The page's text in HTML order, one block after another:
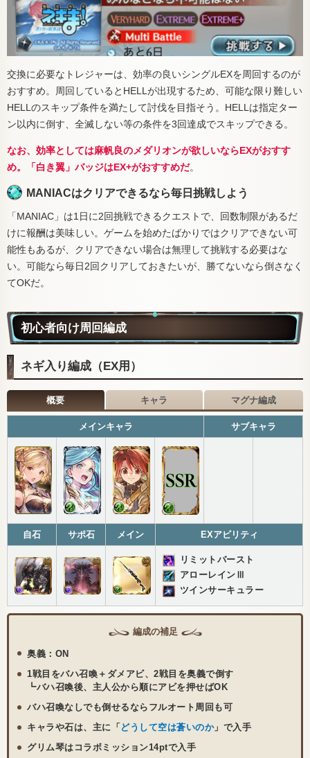
交換に必要なトレジャーは、効率の良いシングルEXを周回するのが
おすすめ。周回しているとHELLが出現するため、可能な限り難しい
HELLのスキップ条件を満たして討伐を目指そう。HELLは指定ター
ン以内に倒す、全滅しない等の条件を3回達成でスキップできる。
なお、効率としては麻帆良のメダリオンが欲しいならEXがおすす
め。「白き翼」バッジはEX+がおすすめだ。
MANIACはクリアできるなら毎日挑戦しよう
「MANIAC」は1日に2回挑戦できるクエストで、回数制限があるだ
けに報酬は美味しい。ゲームを始めたばかりではクリアできない可
能性もあるが、クリアできない場合は無理して挑戦する必要はな
い。可能なら毎日2回クリアしておきたいが、勝てないなら倒さなく
てOKだ。
初心者向け周回編成
ネギ入り編成（EX用）
概要 キャラ マグナ編成
メインキャラ サブキャラ
自石 サポ石 メイン EXアビリティ
リミットバースト
アローレインⅢ
ツインサーキュラー
編成の補足
奥義：ON
1戦目をバハ召喚＋ダメアビ、2戦目を奥義で倒す
┗バハ召喚後、主人公から順にアビを押せばOK
バハ召喚なしでも倒せるならフルオート周回も可
キャラや石は、主に「 どうして空は蒼いのか」で入手
グリム琴はコラボミッション14ptで入手